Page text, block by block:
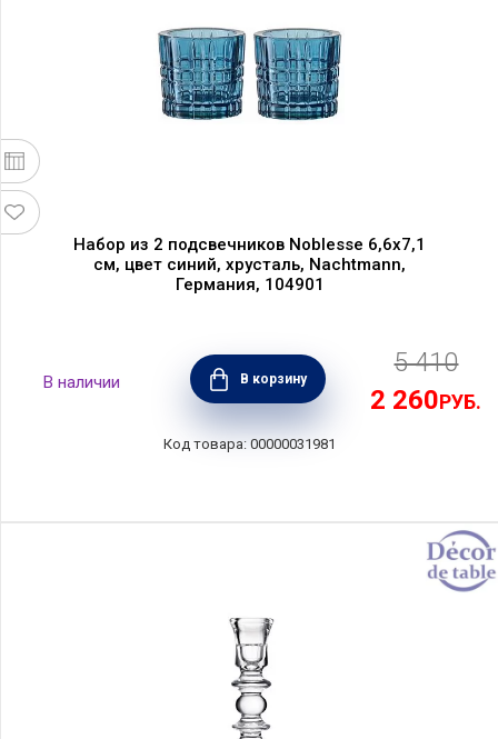
Набор из 2 подсвечников Noblesse 6,6х7,1
см, цвет синий, хрусталь, Nachtmann,
Германия, 104901
В корзину
5 410
2 260РУБ.
00000031981